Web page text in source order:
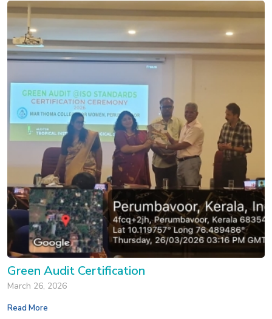
Green Audit Certification
March 26, 2026
Read More